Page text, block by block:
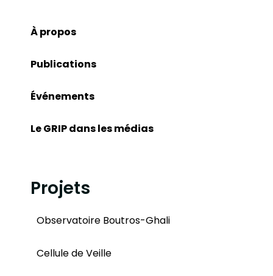
À propos
Publications
Événements
Le GRIP dans les médias
Projets
Observatoire Boutros-Ghali
Cellule de Veille